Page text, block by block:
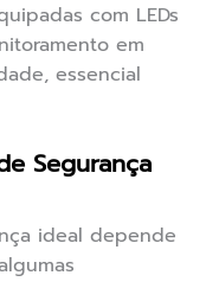
com LEDs
em
essencial
Segurança
ideal depende